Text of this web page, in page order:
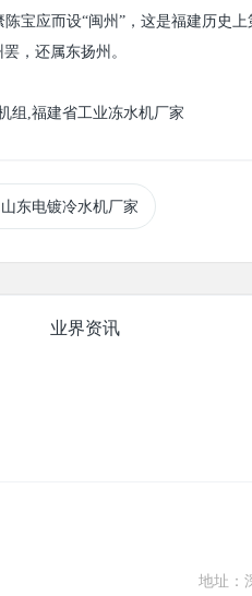
宝应而设“闽州”，这是福建历史
，还属东扬州。
组 福建省工业冻水机厂家
东电镀冷水机厂家
业界资讯
地址：